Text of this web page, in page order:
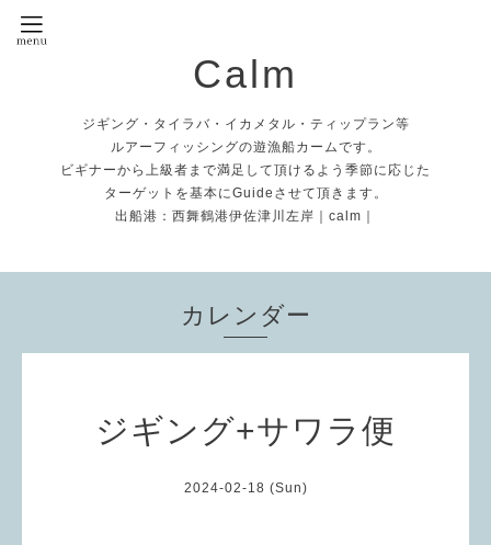
Calm
ジギング・タイラバ・イカメタル・ティップラン等
ルアーフィッシングの遊漁船カームです。
ビギナーから上級者まで満足して頂けるよう季節に応じた
ターゲットを基本にGuideさせて頂きます。
出船港：西舞鶴港伊佐津川左岸｜calm｜
カレンダー
ジギング+サワラ便
2024-02-18 (Sun)